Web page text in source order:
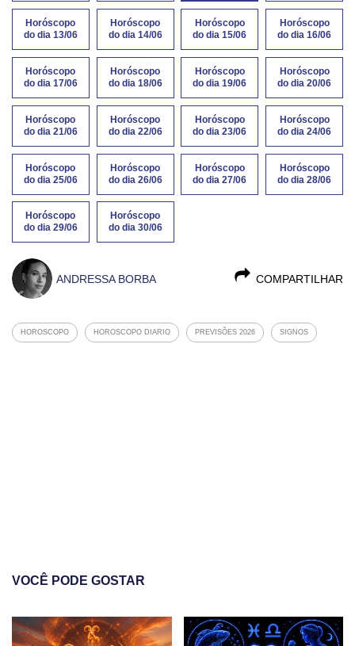
Horóscopo
do dia 13/06
Horóscopo
do dia 14/06
Horóscopo
do dia 15/06
Horóscopo
do dia 16/06
Horóscopo
do dia 17/06
Horóscopo
do dia 18/06
Horóscopo
do dia 19/06
Horóscopo
do dia 20/06
Horóscopo
do dia 21/06
Horóscopo
do dia 22/06
Horóscopo
do dia 23/06
Horóscopo
do dia 24/06
Horóscopo
do dia 25/06
Horóscopo
do dia 26/06
Horóscopo
do dia 27/06
Horóscopo
do dia 28/06
Horóscopo
do dia 29/06
Horóscopo
do dia 30/06
COMPARTILHAR
ANDRESSA BORBA
HOROSCOPO HOROSCOPO DIARIO PREVISÕES 2026 SIGNOS
VOCÊ PODE GOSTAR